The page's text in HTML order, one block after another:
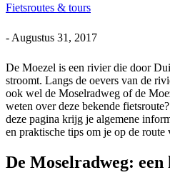
Fietsroutes & tours
- Augustus 31, 2017
De Moezel is een rivier die door
stroomt. Langs de oevers van de
ook wel de Moselradweg of de
weten over deze bekende
deze pagina krijg je algemene
en praktische tips om je op de route
De Moselradweg: